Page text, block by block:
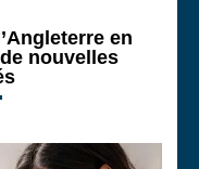
en
nouvelles